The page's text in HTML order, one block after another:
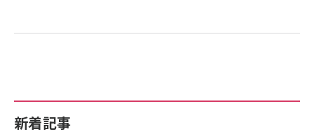
新着記事